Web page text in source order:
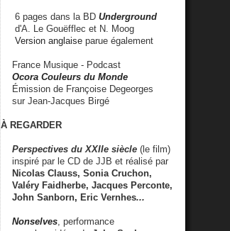
6 pages dans la BD Underground
d'A. Le Gouëfflec et N. Moog
Version anglaise parue également
France Musique - Podcast
Ocora Couleurs du Monde
Émission de Françoise Degeorges
sur Jean-Jacques Birgé
À REGARDER
Perspectives du XXIIe siècle (le film)
inspiré par le CD de JJB et réalisé par
Nicolas Clauss, Sonia Cruchon,
Valéry Faidherbe, Jacques Perconte,
John Sanborn, Eric Vernhes...
Nonselves , performance